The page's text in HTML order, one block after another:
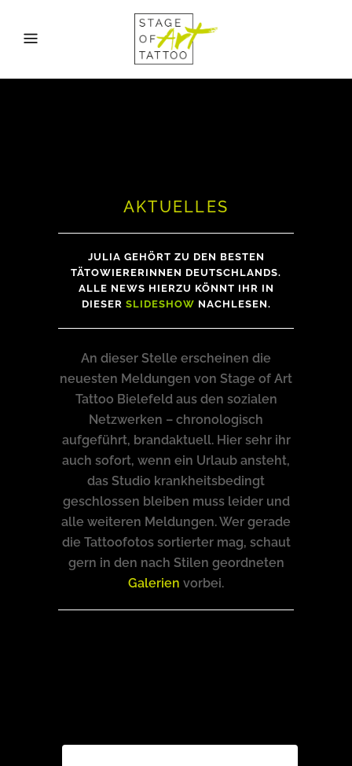
AKTUELLES
JULIA GEHÖRT ZU DEN BESTEN
TÄTOWIERERINNEN DEUTSCHLANDS.
ALLE NEWS HIERZU KÖNNT IHR IN
DIESER SLIDESHOW NACHLESEN.
An dieser Stelle erscheinen die
neuesten Meldungen von Stage of Art
Tattoo Bielefeld aus den sozialen
Netzwerken – chronologisch
aufgeführt, brandaktuell. Hier sehr ihr
auch sofort, wenn ein Urlaub ansteht,
das Studio krankheitsbedingt
geschlossen bleiben muss leider und
alle weiteren Meldungen. Wer gerade
die Tattoofotos sortierter mag, schaut
gern in den nach Stilen geordneten
Galerien vorbei.